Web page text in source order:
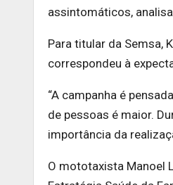
assintomáticos,
Para titular da Semsa,
correspondeu à
“A campanha é
de pessoas é maior.
importância da
O mototaxista Manoel